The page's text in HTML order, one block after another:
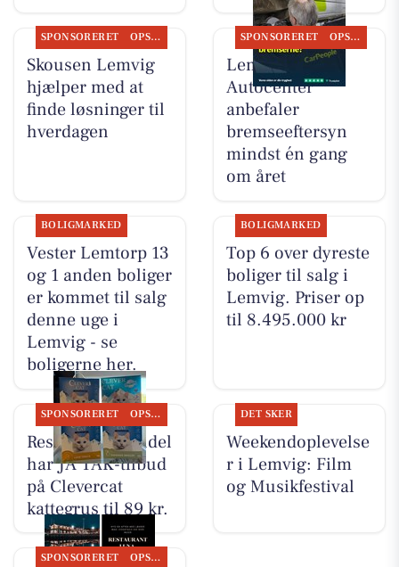
SPONSORERET OPSLAGSTAVLEN
Skousen Lemvig
hjælper med at
finde løsninger til
hverdagen
SPONSORERET OPSLAGSTAVLEN
Lemvig
Autocenter
anbefaler
bremseeftersyn
mindst én gang
om året
BOLIGMARKED
Vester Lemtorp 13
og 1 anden boliger
er kommet til salg
denne uge i
Lemvig - se
boligerne her.
BOLIGMARKED
Top 6 over dyreste
boliger til salg i
Lemvig. Priser op
til 8.495.000 kr
SPONSORERET OPSLAGSTAVLEN
Resen Landhandel
har JA TAK-tilbud
på Clevercat
kattegrus til 89 kr.
DET SKER
Weekendoplevelse
r i Lemvig: Film
og Musikfestival
SPONSORERET OPSLAGSTAVLEN